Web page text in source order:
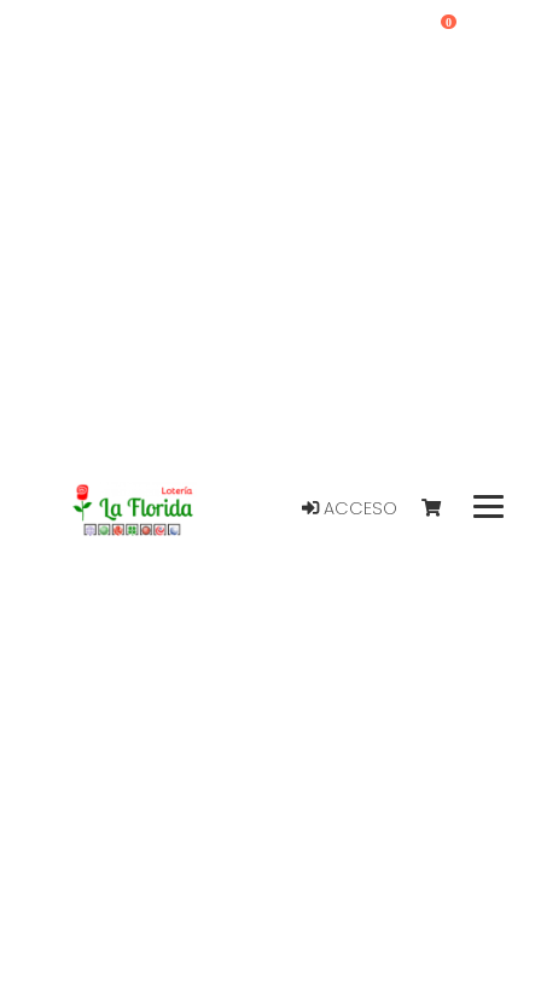
ACCESO
0